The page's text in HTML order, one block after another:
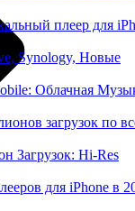
плеер для
Synology, Новые
Облачная
загрузок по
Загрузок: Hi-Res
для iPhone в